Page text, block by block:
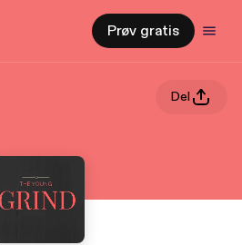
Prøv gratis
Del